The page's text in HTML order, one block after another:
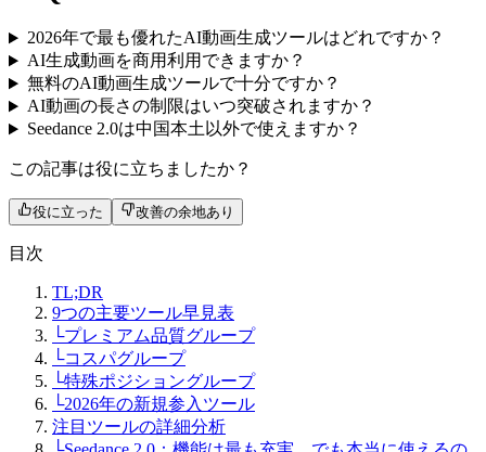
2026年で最も優れたAI動画生成ツールはどれですか？
AI生成動画を商用利用できますか？
無料のAI動画生成ツールで十分ですか？
AI動画の長さの制限はいつ突破されますか？
Seedance 2.0は中国本土以外で使えますか？
この記事は役に立ちましたか？
役に立った 改善の余地あり
目次
TL;DR
9つの主要ツール早見表
└プレミアム品質グループ
└コスパグループ
└特殊ポジショングループ
└2026年の新規参入ツール
注目ツールの詳細分析